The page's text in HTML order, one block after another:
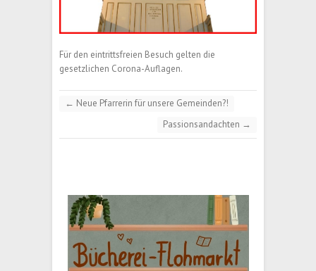
Für den eintrittsfreien Besuch gelten die
gesetzlichen Corona-Auflagen.
← Neue Pfarrerin für unsere Gemeinden?!
Passionsandachten →